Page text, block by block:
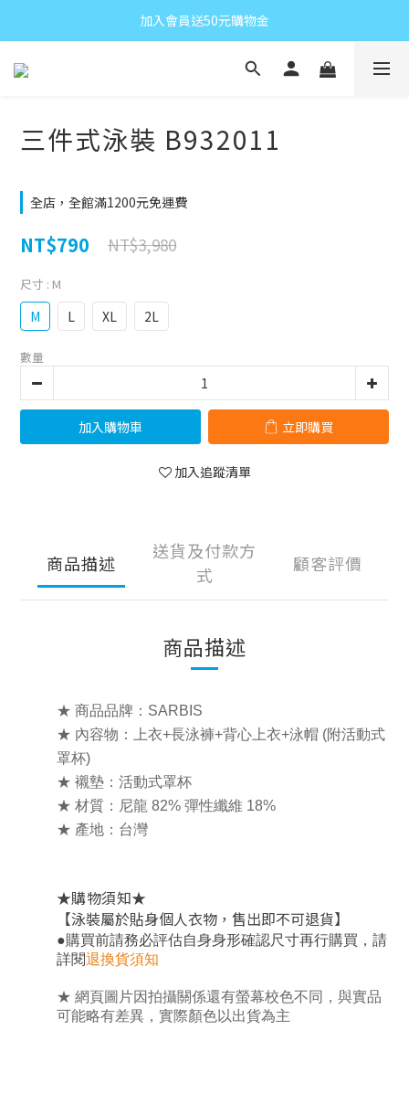
加入會員送50元購物金
三件式泳裝 B932011
全店，全館滿1200元免運費
NT$790 NT$3,980
尺寸 : M
M L XL 2L
數量
加入購物車 立即購買
加入追蹤清單
商品描述
送貨及付款方
式
顧客評價
商品描述
★ 商品品牌：SARBIS
★ 內容物：上衣+長泳褲+背心上衣+泳帽 (附活動式
罩杯)
★ 襯墊：活動式罩杯
★ 材質：尼龍 82% 彈性纖維 18%
★ 產地：台灣
★購物須知★
【泳裝屬於貼身個人衣物，售出即不可退貨】
●購買前請務必評估自身身形確認尺寸再行購買 ， 請
詳閱退換貨須知
★ 網頁圖片因拍攝關係還有螢幕校色不同，與實品
可能略有差異，實際顏色以出貨為主